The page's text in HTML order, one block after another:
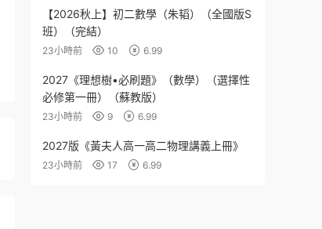
【2026秋上】初二數學（朱韬）（全國版S
班）（完結）
23小時前 10 6.99
2027《理想樹•必刷題》（數學）（選擇性
必修第一冊）（蘇教版）
23小時前 9 6.99
2027版《黃夫人高一高二物理講義上冊》
23小時前 17 6.99